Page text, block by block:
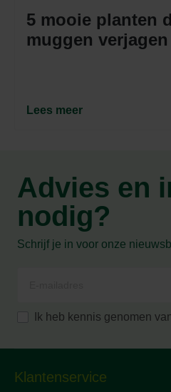
5 mooie planten
muggen verjagen
Lees meer
Advies en
nodig?
Schrijf je in voor onze
Ik heb kennis genomen
Klantenservice